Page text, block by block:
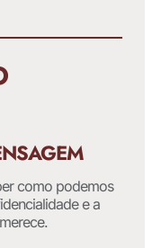
como podemos
e a